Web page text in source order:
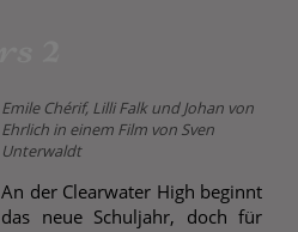
Emile Chérif, Lilli Falk und Johan von
Ehrlich in einem Film von Sven
Unterwaldt
An der Clearwater High beginnt
das neue Schuljahr, doch für